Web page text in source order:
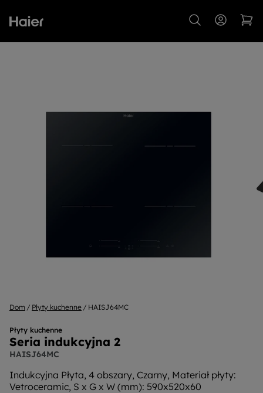
Dom Płyty kuchenne HAISJ64MC
Płyty kuchenne
Seria indukcyjna 2
HAISJ64MC
Indukcyjna Płyta, 4 obszary, Czarny, Materiał płyty:
Vetroceramic, S x G x W (mm): 590x520x60